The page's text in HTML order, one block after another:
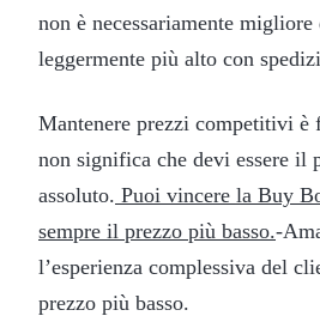
non è necessariamente
leggermente più alto con
Mantenere prezzi competitivi è
non significa che devi essere il
assoluto. Puoi vincere la Buy
sempre il prezzo più basso.-
l’esperienza complessiva del
prezzo più basso.